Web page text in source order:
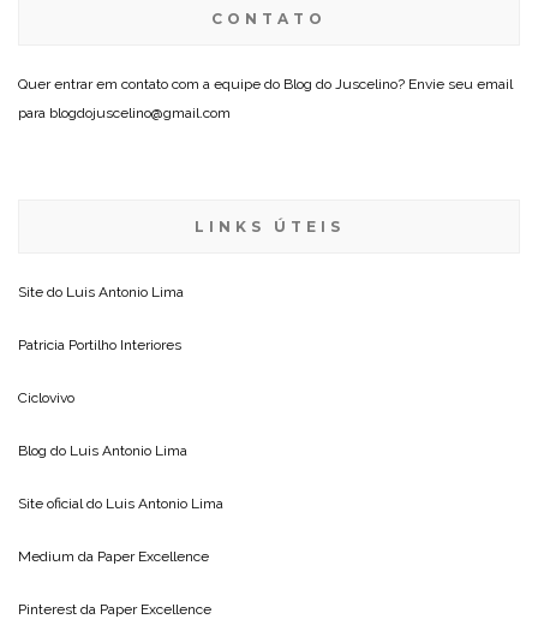
CONTATO
Quer entrar em contato com a equipe do Blog do Juscelino? Envie seu email
para blogdojuscelino@gmail.com
LINKS ÚTEIS
Site do Luis Antonio Lima
Patricia Portilho Interiores
Ciclovivo
Blog do Luis Antonio Lima
Site oficial do Luis Antonio Lima
Medium da Paper Excellence
Pinterest da Paper Excellence